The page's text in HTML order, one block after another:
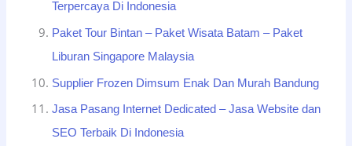
Terpercaya Di Indonesia
Paket Tour Bintan – Paket Wisata Batam – Paket
Liburan Singapore Malaysia
Supplier Frozen Dimsum Enak Dan Murah Bandung
Jasa Pasang Internet Dedicated – Jasa Website dan
SEO Terbaik Di Indonesia